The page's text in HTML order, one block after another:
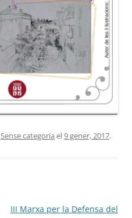
Sense categoria el9 gener, 2017.
III Marxa per la Defensa del